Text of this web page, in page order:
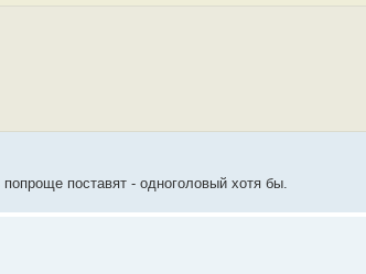
поставят - одноголовый хотя бы.